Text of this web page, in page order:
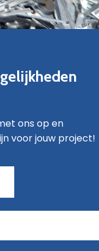
ons op en
voor jouw project!